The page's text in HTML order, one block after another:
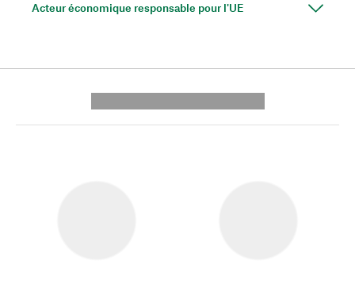
Acteur économique responsable pour l'UE